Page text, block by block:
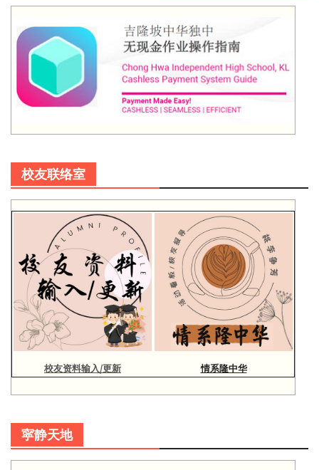
校友联络室
校友资料输入/更新 情系隆中华
寜静天地